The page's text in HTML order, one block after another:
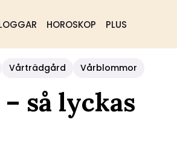
HOROSKOP PLUS
Vårträdgård Vårblommor
så lyckas